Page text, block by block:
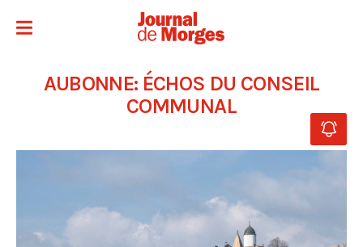
AUBONNE: ÉCHOS DU CONSEIL
COMMUNAL